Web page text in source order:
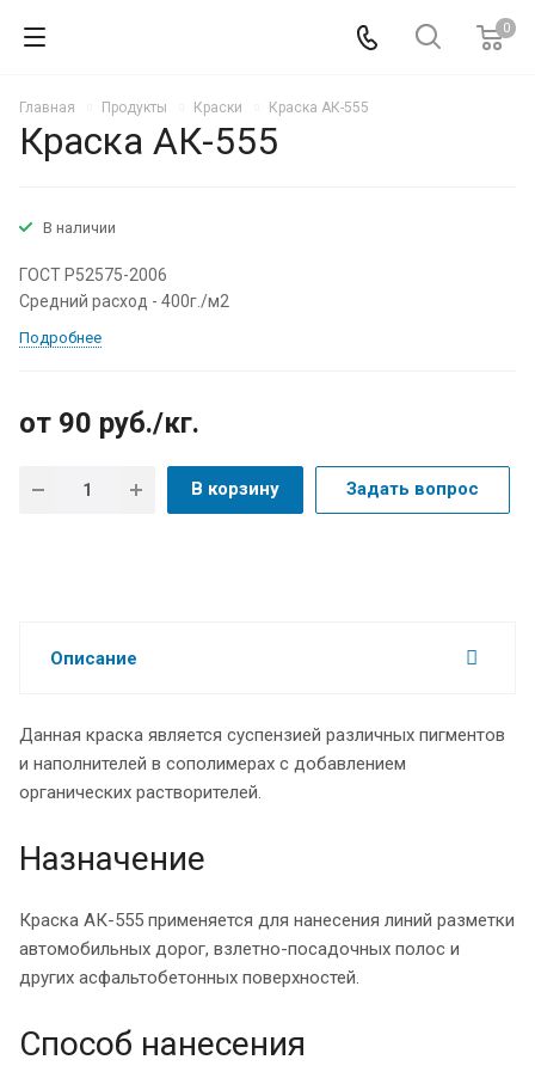
0
Главная Продукты Краски Краска АК-555
Краска АК-555
В наличии
ГОСТ Р52575-2006
Средний расход - 400г./м2
Подробнее
от 90 руб./кг.
В корзину Задать вопрос
Описание
Данная краска является суспензией различных пигментов
и наполнителей в сополимерах с добавлением
органических растворителей.
Назначение
Краска АК-555 применяется для нанесения линий разметки
автомобильных дорог, взлетно-посадочных полос и
других асфальтобетонных поверхностей.
Способ нанесения